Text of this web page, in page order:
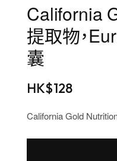
California
提取物，
囊
HK$128
California Gold